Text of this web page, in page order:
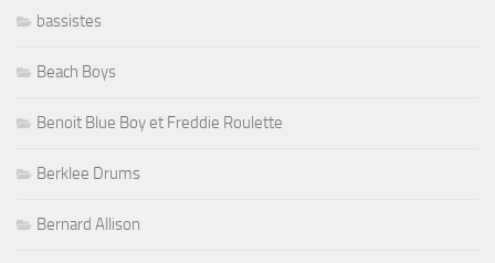
bassistes
Beach Boys
Benoit Blue Boy et Freddie Roulette
Berklee Drums
Bernard Allison